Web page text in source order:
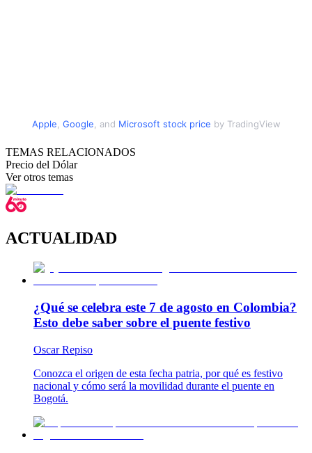
Apple, Google, and Microsoft stock price by TradingView
TEMAS RELACIONADOS
Precio del Dólar
Ver otros temas
ACTUALIDAD
¿Qué se celebra este 7 de agosto en Colombia?
Esto debe saber sobre el puente festivo
Oscar Repiso
Conozca el origen de esta fecha patria, por qué es festivo
nacional y cómo será la movilidad durante el puente en
Bogotá.